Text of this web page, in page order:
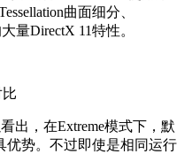
曲面细分、
量DirectX 11特性。
出，在Extreme模式下，默
优势。不过即使是相同运行